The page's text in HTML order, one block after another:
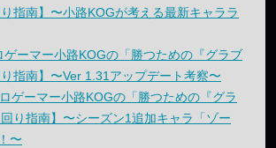
指南】〜小路KOGが考える最新キャララ
ゲーマー小路KOGの「勝つための『グラブ
指南】〜Ver 1.31アップデート考察〜
ゲーマー小路KOGの「勝つための『グラ
り指南】〜シーズン1追加キャラ「ゾー
〜